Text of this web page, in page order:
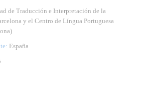
de Traducción e Interpretación de la
y el Centro de Língua Portuguesa
España